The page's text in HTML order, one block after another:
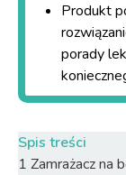
Produkt
porady
Spis treści
1 Zamrażacz na